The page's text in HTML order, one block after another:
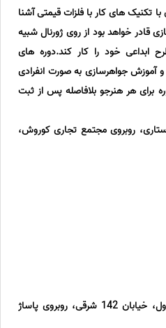
تکنیک های کار با فلزات قیمتی آشنا
قادر خواهد بود از روی ژورنال شبیه
ابداعی خود را کار کند.دوره های
آموزش جواهرسازی به صورت انفرادی
برای هر هنرجو بلافاصله پس از ثبت
روبروى مجتمع تجاری کوروش،
آدرس : تهران، تهرانپارس، فلکه اول، خیابان 142 شرقی، روبروی پاساژ